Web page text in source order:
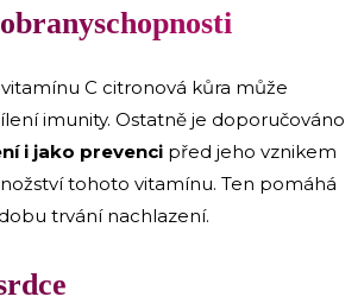
C citronová kůra může
imunity. Ostatně je doporučováno
i jako prevenci před jeho vznikem
tohoto vitamínu. Ten pomáhá
trvání nachlazení.